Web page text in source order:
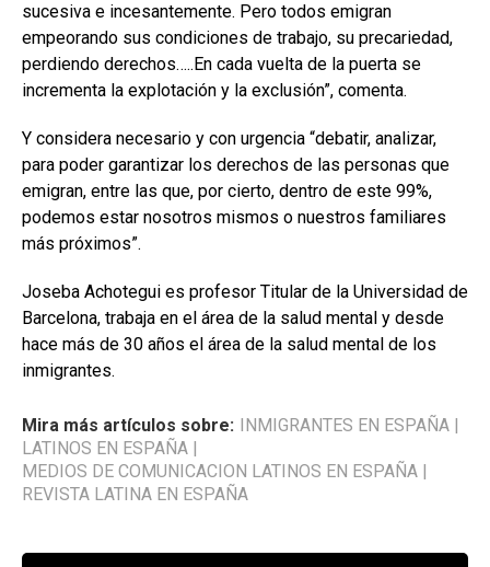
sucesiva e incesantemente. Pero todos emigran
empeorando sus condiciones de trabajo, su precariedad,
perdiendo derechos…..En cada vuelta de la puerta se
incrementa la explotación y la exclusión”, comenta.
Y considera necesario y con urgencia “debatir, analizar,
para poder garantizar los derechos de las personas que
emigran, entre las que, por cierto, dentro de este 99%,
podemos estar nosotros mismos o nuestros familiares
más próximos”.
Joseba Achotegui es profesor Titular de la Universidad de
Barcelona, trabaja en el área de la salud mental y desde
hace más de 30 años el área de la salud mental de los
inmigrantes.
Mira más artículos sobre: INMIGRANTES EN ESPAÑA
LATINOS EN ESPAÑA
MEDIOS DE COMUNICACION LATINOS EN ESPAÑA
REVISTA LATINA EN ESPAÑA